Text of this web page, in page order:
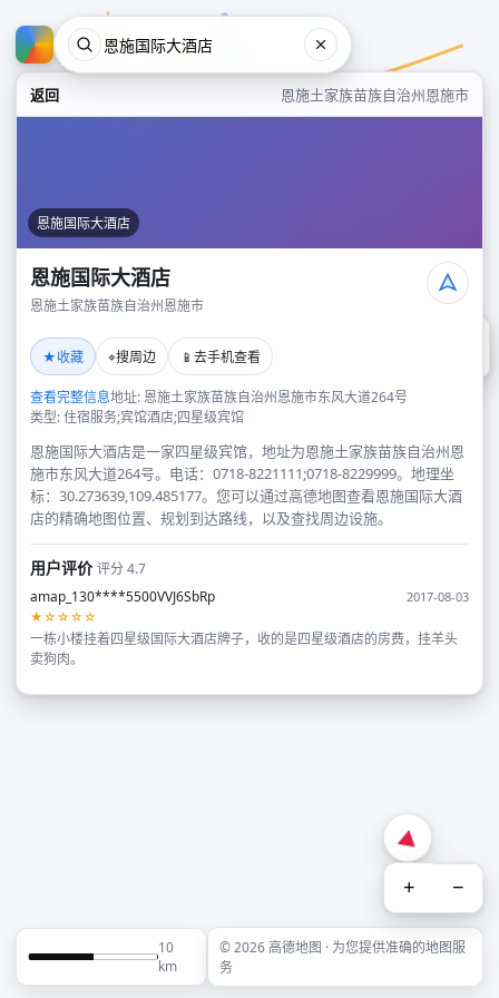
返回 恩施土家族苗族自治州恩施市
恩施国际大酒店
恩施国际大酒店
恩施土家族苗族自治州恩施市
★收藏 ⌖搜周边 📱 去手机查看
查看完整信息地址: 恩施土家族苗族自治州恩施市东风大道264号
类型: 住宿服务;宾馆酒店;四星级宾馆
恩施国际大酒店是一家四星级宾馆，地址为恩施土家族苗族自治州恩
施市东风大道264号。电话：0718-8221111;0718-8229999。地理坐
标：30.273639,109.485177。您可以通过高德地图查看恩施国际大酒
店的精确地图位置、规划到达路线，以及查找周边设施。
用户评价评分 4.7
amap_130****5500VVJ6SbRp
2017-08-03
★☆☆☆☆
一栋小楼挂着四星级国际大酒店牌子，收的是四星级酒店的房费，挂羊头
卖狗肉。
+ −
10
km
© 2026 高德地图 · 为您提供准确的地图服
务